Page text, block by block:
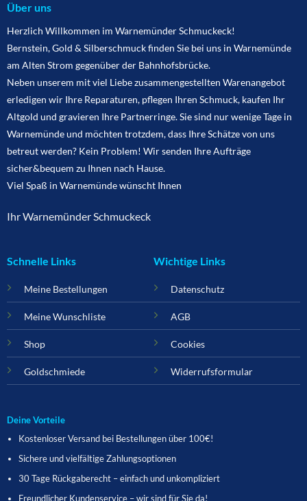
Über uns
Herzlich Willkommen im Warnemünder Schmuckeck!
Bernstein, Gold & Silberschmuck finden Sie bei uns in Warnemünde
am Alten Strom gegenüber der Bahnhofsbrücke.
Neben unserem mit viel Liebe zusammengestellten Warenangebot
erledigen wir Ihre Reparaturen, pflegen Ihren Schmuck, kaufen Ihr
Altgold und gravieren Ihre Partnerringe. Sie sind nur wenige Tage in
Warnemünde und möchten trotzdem, dass Ihre Schätze von uns
betreut werden? Kein Problem! Wir senden Ihre Aufträge
sicher&bequem zu Ihnen nach Hause.
Viel Spaß in Warnemünde wünscht Ihnen
Ihr Warnemünder Schmuckeck
Schnelle Links
Meine Bestellungen
Meine Wunschliste
Shop
Goldschmiede
Wichtige Links
Datenschutz
AGB
Cookies
Widerrufsformular
Deine Vorteile
Kostenloser Versand bei Bestellungen über 100€!
Sichere und vielfältige Zahlungsoptionen
30 Tage Rückgaberecht – einfach und unkompliziert
Freundlicher Kundenservice – wir sind für Sie da!